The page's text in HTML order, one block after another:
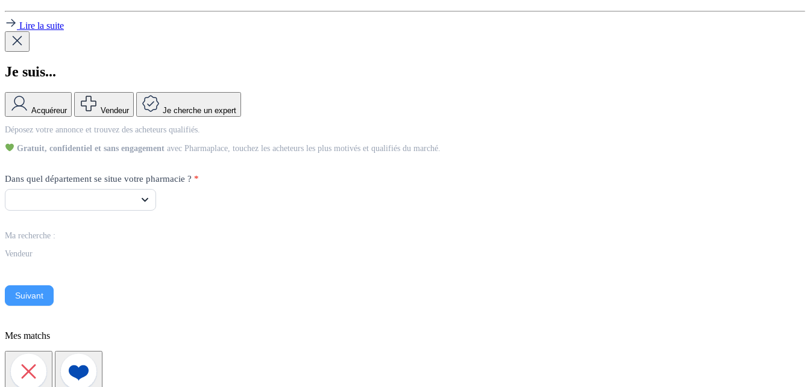
Lire la suite
Je suis...
Acquéreur Vendeur Je cherche un expert
Vendeur
Déposez votre annonce et trouvez des acheteurs qualifiés.
Gratuit, confidentiel et sans engagement avec Pharmaplace, touchez les acheteurs les plus motivés et qualifiés du marché.
Dans quel département se situe votre pharmacie ? *
Ma recherche :
Vendeur
Suivant
Mes matchs